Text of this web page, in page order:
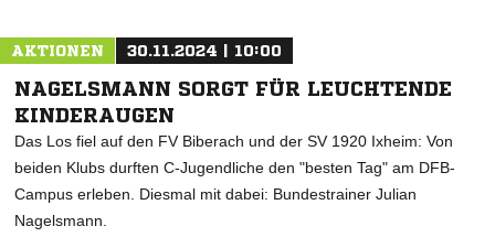
AKTIONEN 30.11.2024 | 10:00
NAGELSMANN SORGT FÜR LEUCHTENDE
KINDERAUGEN
Das Los fiel auf den FV Biberach und der SV 1920 Ixheim: Von
beiden Klubs durften C-Jugendliche den "besten Tag" am DFB-
Campus erleben. Diesmal mit dabei: Bundestrainer Julian
Nagelsmann.